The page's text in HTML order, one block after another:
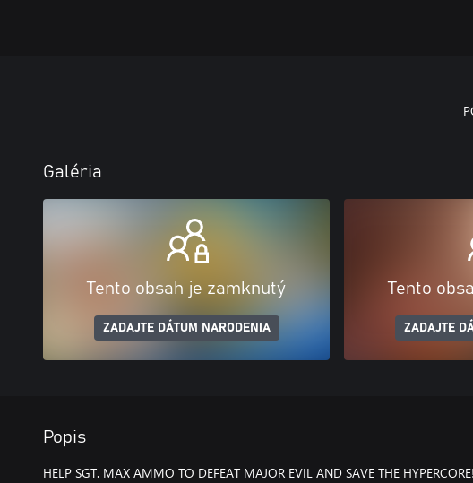
Galéria
Tento obsah je zamknutý
ZADAJTE DÁTUM NARODENIA
Tento
ZADAJTE
Popis
HELP SGT. MAX AMMO TO DEFEAT MAJOR EVIL AND SAVE THE HYPERCORE!